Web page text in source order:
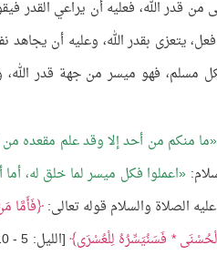
قدر الله، فعليه أن يراعي القدر
يتعزى بقدر الله، وعليه أن يجاهد
مسلم، فهو ميسر من جهة قدر
ما منكم من أحد إلا وقد علم مقعده من
اعملوا فكل ميسر لما خلق له،
الصلاة والسلام قوله تعالى: فَأَمَّا
* فَسَنُيَسِّرُهُ لِلْعُسْرَى